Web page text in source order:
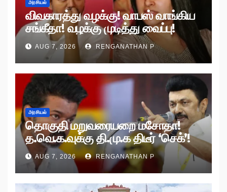
அரசியல்
விவகாரத்து வழக்கு! வாபஸ் வாங்கிய
சங்கீதா! வழக்கு முடித்து வைப்பு!
AUG 7, 2026 RENGANATHAN P
அரசியல்
தொகுதி மறுவரையறை மசோதா!
த.வெ.க.வுக்கு தி.மு.க திடீர் ‘செக்’!
AUG 7, 2026 RENGANATHAN P